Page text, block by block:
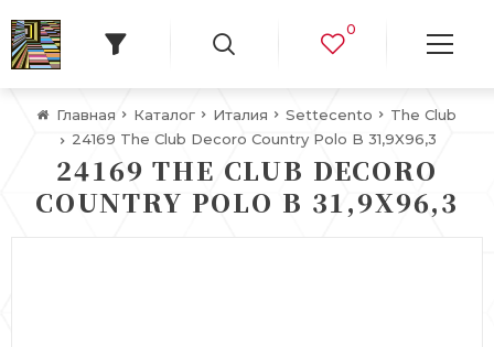
0
Главная Каталог Италия Settecento
The Club
24169 The Club Decoro Country Polo B 31,9X96,3
24169 THE CLUB DECORO
COUNTRY POLO B 31,9X96,3